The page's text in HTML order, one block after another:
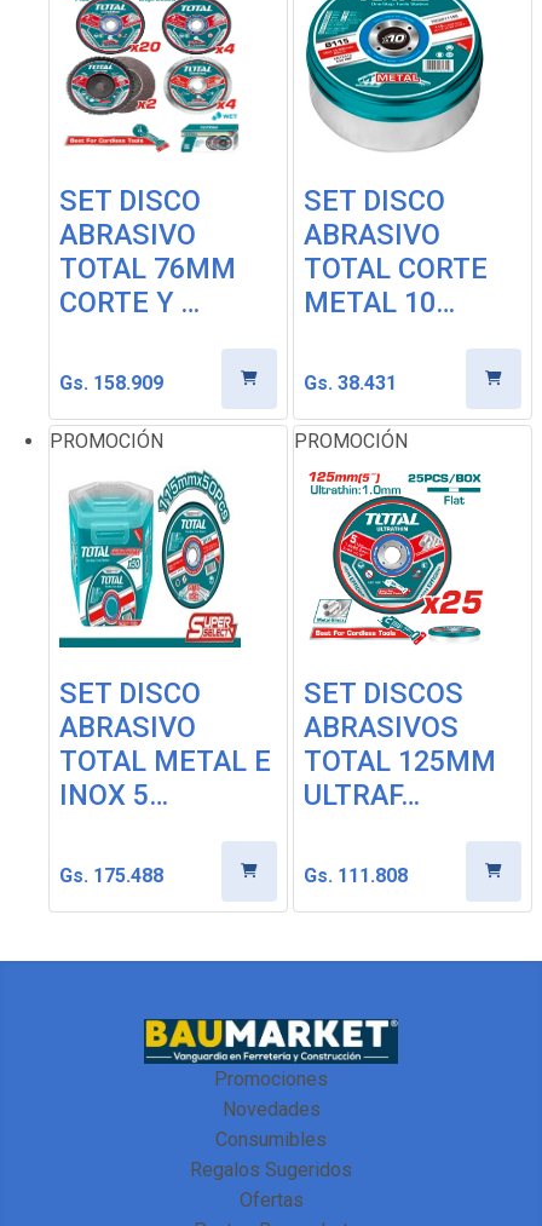
SET DISCO
ABRASIVO
TOTAL 76MM
CORTE Y …
Gs. 158.909
SET DISCO
ABRASIVO
TOTAL CORTE
METAL 10…
Gs. 38.431
PROMOCIÓN
SET DISCO
ABRASIVO
TOTAL METAL E
INOX 5…
Gs. 175.488
PROMOCIÓN
SET DISCOS
ABRASIVOS
TOTAL 125MM
ULTRAF…
Gs. 111.808
Promociones
Novedades
Consumibles
Regalos Sugeridos
Ofertas